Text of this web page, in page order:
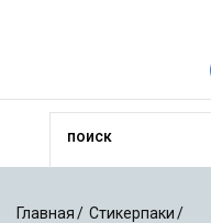
Главная Стикерпаки